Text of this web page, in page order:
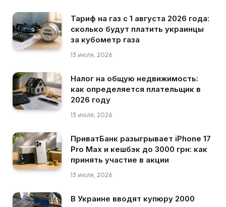
Тариф на газ с 1 августа 2026 года:
сколько будут платить украинцы
за кубометр газа
13 июля, 2026
Налог на общую недвижимость:
как определяется плательщик в
2026 году
13 июля, 2026
ПриватБанк разыгрывает iPhone 17
Pro Max и кешбэк до 3000 грн: как
принять участие в акции
13 июля, 2026
В Украине вводят купюру 2000